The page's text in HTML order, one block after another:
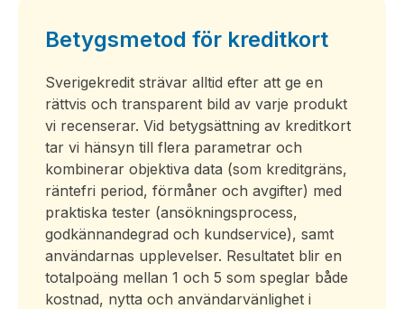
Betygsmetod för kreditkort
Sverigekredit strävar alltid efter att ge en
rättvis och transparent bild av varje produkt
vi recenserar. Vid betygsättning av kreditkort
tar vi hänsyn till flera parametrar och
kombinerar objektiva data (som kreditgräns,
räntefri period, förmåner och avgifter) med
praktiska tester (ansökningsprocess,
godkännandegrad och kundservice), samt
användarnas upplevelser. Resultatet blir en
totalpoäng mellan 1 och 5 som speglar både
kostnad, nytta och användarvänlighet i